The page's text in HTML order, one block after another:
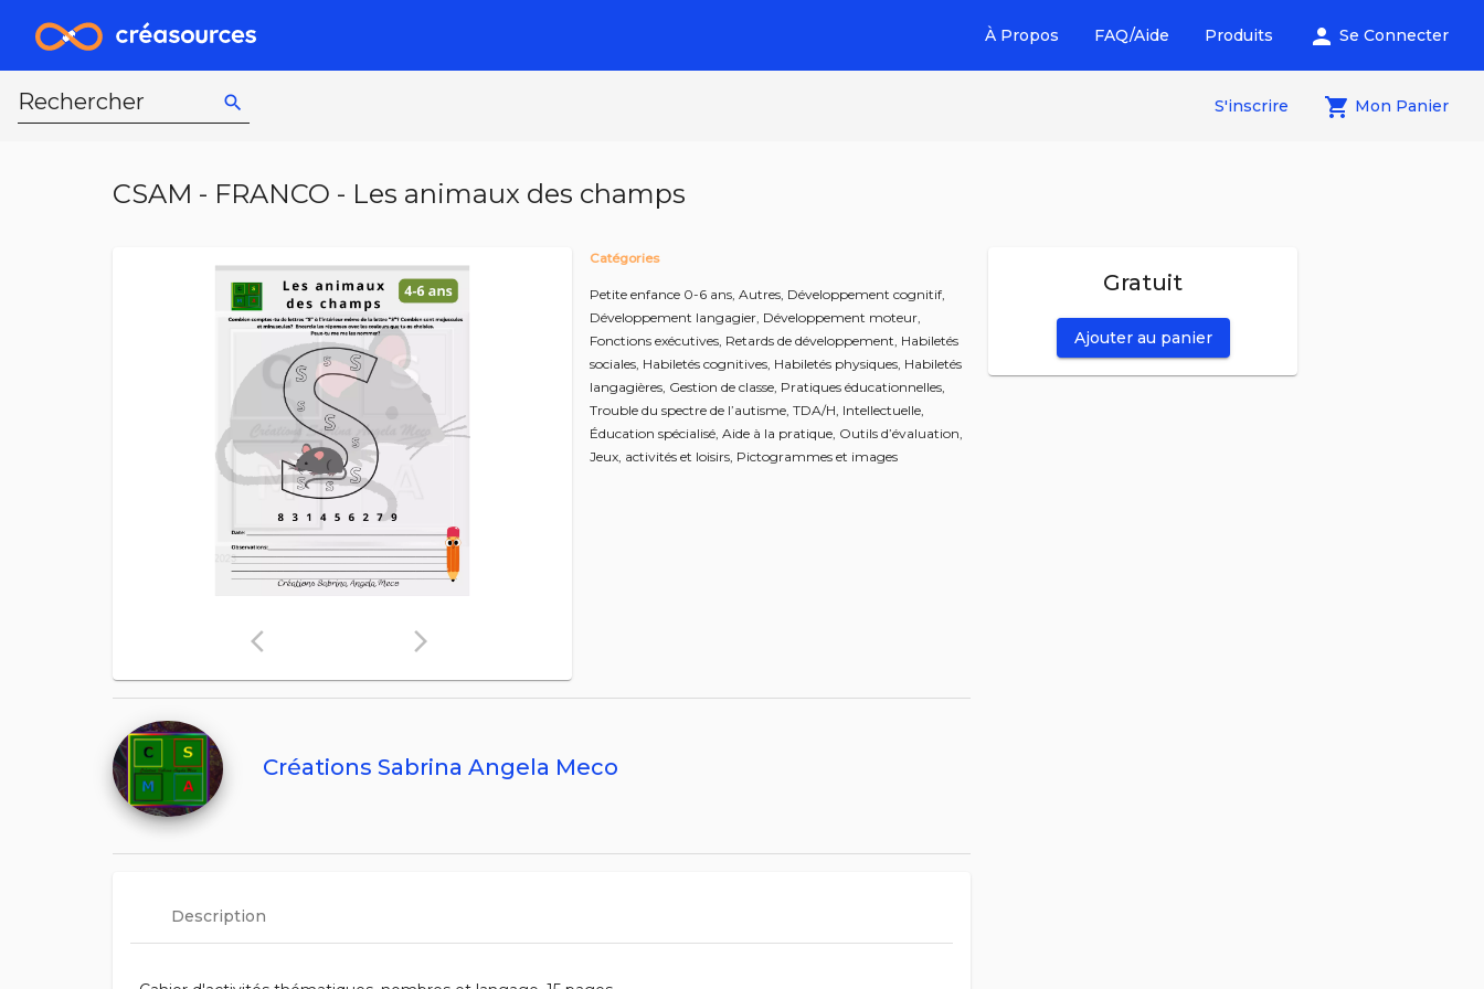
À Propos FAQ/Aide Produits person Se Connecter
Rechercher search S'inscrire local_grocery_store Mon Panier
CSAM - FRANCO - Les animaux des champs
arrow_back_ios arrow_forward_ios
Catégories
Petite enfance 0-6 ans, Autres, Développement cognitif,
Développement langagier, Développement moteur,
Fonctions exécutives, Retards de développement, Habiletés
sociales, Habiletés cognitives, Habiletés physiques, Habiletés
langagières, Gestion de classe, Pratiques éducationnelles,
Trouble du spectre de l’autisme, TDA/H, Intellectuelle,
Éducation spécialisé, Aide à la pratique, Outils d’évaluation,
Jeux, activités et loisirs, Pictogrammes et images
Gratuit
Ajouter au panier
Créations Sabrina Angela Meco
Description